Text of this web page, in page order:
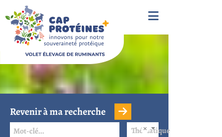
Revenir à ma recherche
Thématique